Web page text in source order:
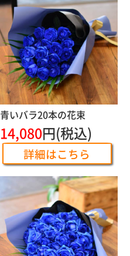
青いバラ20本の花束
14,080円(税込)
詳細はこちら